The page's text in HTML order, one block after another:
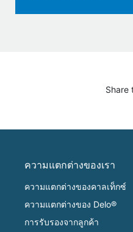
Share
ความแตกต่างของเรา
ความแตกต่างของคาลเท็กซ์
ความแตกต่างของ Delo®
การรับรองจากลูกค้า